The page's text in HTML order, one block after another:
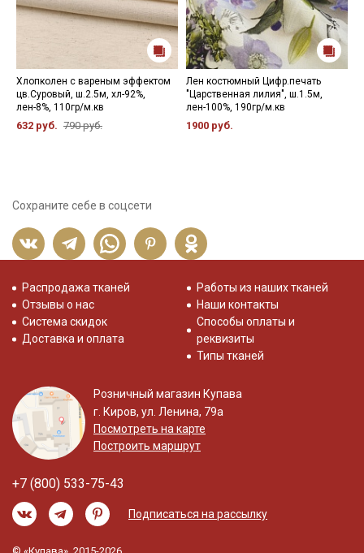
Хлопколен с вареным эффектом
цв.Суровый, ш.2.5м, хл-92%,
лен-8%, 110гр/м.кв
632 руб. 790 руб.
Лен костюмный Цифр.печать
"Царственная лилия", ш.1.5м,
лен-100%, 190гр/м.кв
1900 руб.
Сохраните себе в соцсети
Распродажа тканей
Отзывы о нас
Система скидок
Доставка и оплата
Работы из наших тканей
Наши контакты
Способы оплаты и
реквизиты
Типы тканей
Розничный магазин Купава
г. Киров, ул. Ленина, 79а
Посмотреть на карте
Построить маршрут
+7 (800) 533-75-43
Подписаться на рассылку